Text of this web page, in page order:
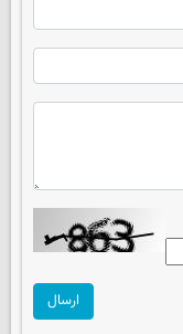
ارسال